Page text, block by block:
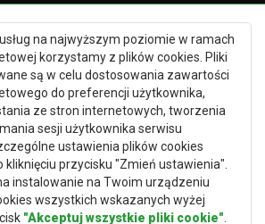
na najwyższym poziomie w ramach
korzystamy z plików cookies. Pliki
są w celu dostosowania zawartości
do preferencji użytkownika,
ze stron internetowych, tworzenia
sesji użytkownika serwisu
ustawienia plików cookies
przycisku "Zmień ustawienia".
instalowanie na Twoim urządzeniu
wszystkich wskazanych wyżej
"Akceptuj wszystkie pliki cookie"
Dywany Kielce
Dywany Gdańsk
Dywany Toruń
Dywany Bydgoszcz